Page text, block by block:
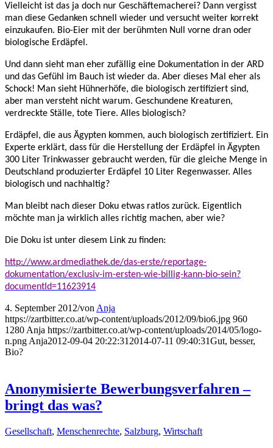
Vielleicht ist das ja doch nur Geschäftemacherei? Dann vergisst
man diese Gedanken schnell wieder und versucht weiter korrekt
einzukaufen. Bio-Eier mit der berühmten Null vorne dran oder
biologische Erdäpfel.
Und dann sieht man eher zufällig eine Dokumentation in der ARD
und das Gefühl im Bauch ist wieder da. Aber dieses Mal eher als
Schock! Man sieht Hühnerhöfe, die biologisch zertifiziert sind,
aber man versteht nicht warum. Geschundene Kreaturen,
verdreckte Ställe, tote Tiere. Alles biologisch?
Erdäpfel, die aus Ägypten kommen, auch biologisch zertifiziert. Ein
Experte erklärt, dass für die Herstellung der Erdäpfel in Ägypten
300 Liter Trinkwasser gebraucht werden, für die gleiche Menge in
Deutschland produzierter Erdäpfel 10 Liter Regenwasser. Alles
biologisch und nachhaltig?
Man bleibt nach dieser Doku etwas ratlos zurück. Eigentlich
möchte man ja wirklich alles richtig machen, aber wie?
Die Doku ist unter diesem Link zu finden:
http://www.ardmediathek.de/das-erste/reportage-
dokumentation/exclusiv-im-ersten-wie-billig-kann-bio-sein?
documentId=11623914
4. September 2012/von Anja
https://zartbitter.co.at/wp-content/uploads/2012/09/bio6.jpg 960
1280 Anja https://zartbitter.co.at/wp-content/uploads/2014/05/logo-
n.png Anja2012-09-04 20:22:31 2014-07-11 09:40:31Gut, besser,
Bio?
Anonymisierte Bewerbungsverfahren –
bringt das was?
Gesellschaft, Menschenrechte, Salzburg, Wirtschaft